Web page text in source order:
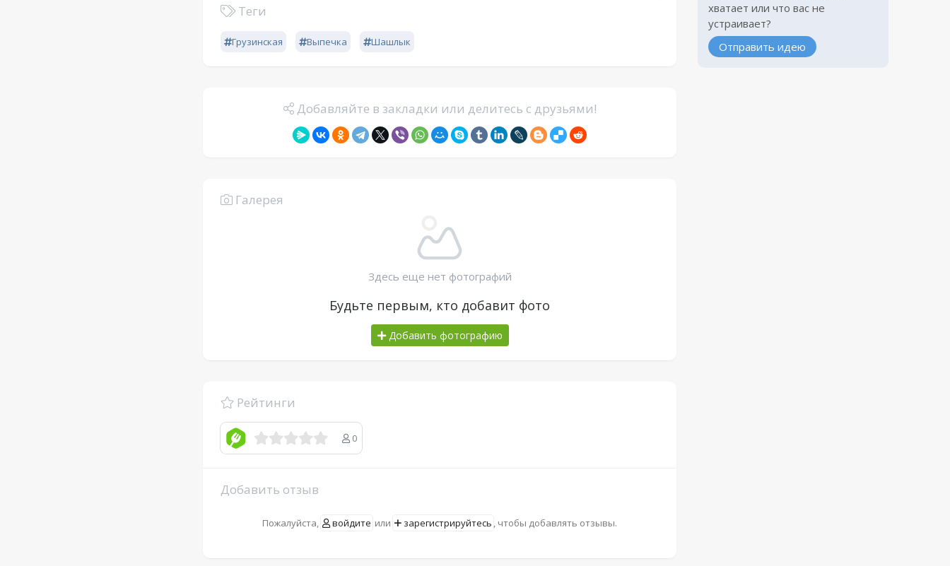
Теги
Грузинская Выпечка Шашлык
Добавляйте в закладки или делитесь с друзьями!
Галерея
Здесь еще нет фотографий
Будьте первым, кто добавит фото
Добавить фотографию
Рейтинги
0
Добавить отзыв
Пожалуйста, войдите или зарегистрируйтесь , чтобы добавлять отзывы.
хватает или что вас не
устраивает?
Отправить идею